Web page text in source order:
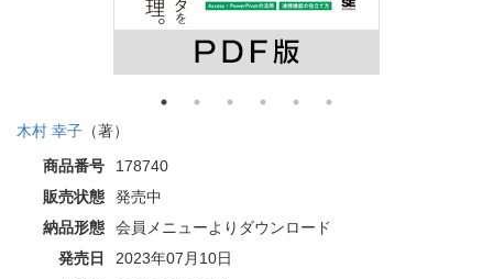
木村 幸子 （著）
商品番号
178740
販売状態
発売中
納品形態
会員メニューよりダウンロード
発売日
2023年07月10日